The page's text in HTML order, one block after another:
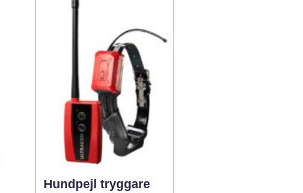
energikostnaderna
minska och vardagen
fungera bättre. Smarta
val i början...
Hundpejl tryggare